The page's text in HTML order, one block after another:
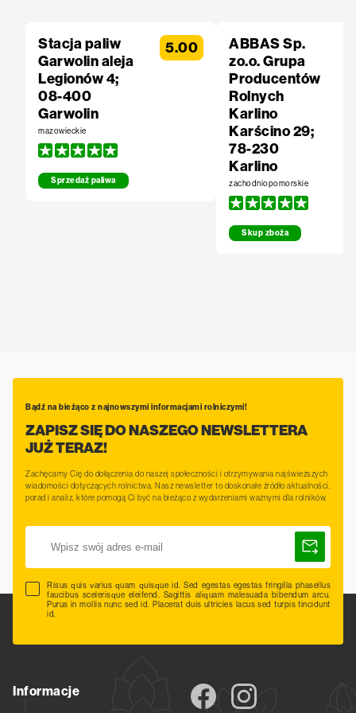
Stacja paliw
Garwolin aleja
Legionów 4;
08-400
Garwolin
mazowieckie
Sprzedaż paliwa
5.00
ABBAS Sp.
zo.o. Grupa
Producentów
Rolnych
Karlino
Karścino 29;
78-230
Karlino
zachodniopomorskie
Skup zboża
Bądź na bieżąco z najnowszymi informacjami rolniczymi!
ZAPISZ SIĘ DO NASZEGO NEWSLETTERA
JUŻ TERAZ!
Zachęcamy Cię do dołączenia do naszej społeczności i otrzymywania najświeższych
wiadomości dotyczących rolnictwa. Nasz newsletter to doskonałe źródło aktualności,
porad i analiz, które pomogą Ci być na bieżąco z wydarzeniami ważnymi dla rolników.
Risus quis varius quam quisque id. Sed egestas egestas fringilla phasellus
faucibus scelerisque eleifend. Sagittis aliquam malesuada bibendum arcu.
Purus in mollis nunc sed id. Placerat duis ultricies lacus sed turpis tincidunt
id.
Informacje